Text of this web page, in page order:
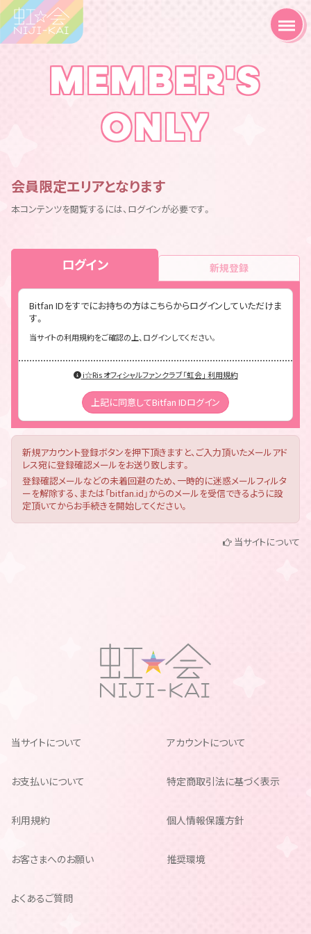
MEMBER'S
ONLY
会員限定エリアとなります
本コンテンツを閲覧するには、ログインが必要です。
ログイン 新規登録
Bitfan IDをすでにお持ちの方はこちらからログインしていただけま
す。
当サイトの利用規約をご確認の上、ログインしてください。
i☆Ris オフィシャルファンクラブ「虹会」 利用規約
上記に同意してBitfan IDログイン
新規アカウント登録ボタンを押下頂きますと、ご入力頂いたメールアド
レス宛に登録確認メールをお送り致します。
登録確認メールなどの未着回避のため、一時的に迷惑メールフィルタ
ーを解除する、または「bitfan.id」からのメールを受信できるように設
定頂いてからお手続きを開始してください。
当サイトについて
当サイトについて アカウントについて
お支払いについて 特定商取引法に基づく表示
利用規約 個人情報保護方針
お客さまへのお願い 推奨環境
よくあるご質問